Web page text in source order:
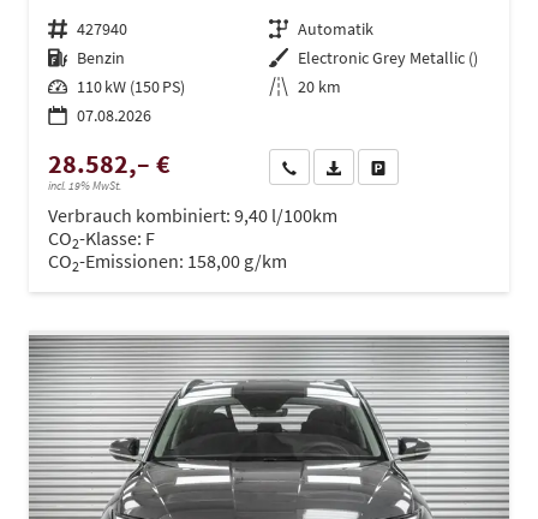
Fahrzeugnr. 427940 Getriebe Automatik
Kraftstoff Benzin Außenfarbe Electronic Grey Metallic ()
Leistung 110 kW (150 PS) Kilometerstand 20 km
07.08.2026
28.582,– €
incl. 19% MwSt.
Wir rufen Sie anPDF-Datei, Fahrzeugexposé
Verbrauch kombiniert: 9,40 l/100km
CO2-Klasse: F
CO2-Emissionen: 158,00 g/km